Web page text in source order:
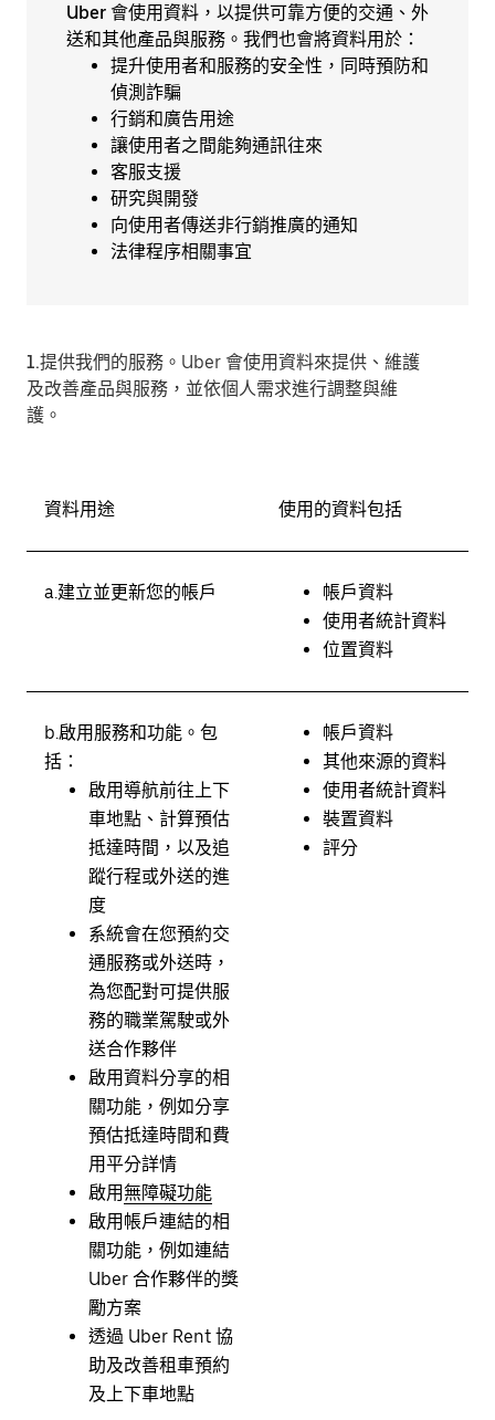
Uber 會使用資料，以提供可靠方便的交通、外
送和其他產品與服務。我們也會將資料用於：
提升使用者和服務的安全性，同時預防和
偵測詐騙
行銷和廣告用途
讓使用者之間能夠通訊往來
客服支援
研究與開發
向使用者傳送非行銷推廣的通知
法律程序相關事宜
1.提供我們的服務。 Uber 會使用資料來提供、維護
及改善產品與服務，並依個人需求進行調整與維
護。
資料用途 使用的資料包括
a. 建立並更新您的帳戶
帳戶資料
使用者統計資料
位置資料
b. 啟用服務和功能。 包
括：
啟用導航前往上下
車地點、計算預估
抵達時間，以及追
蹤行程或外送的進
度
系統會在您預約交
通服務或外送時，
為您配對可提供服
務的職業駕駛或外
送合作夥伴
啟用資料分享的相
關功能，例如分享
預估抵達時間和費
用平分詳情
啟用無障礙功能
啟用帳戶連結的相
關功能，例如連結
Uber 合作夥伴的獎
勵方案
透過 Uber Rent 協
助及改善租車預約
及上下車地點
帳戶資料
其他來源的資料
使用者統計資料
裝置資料
評分